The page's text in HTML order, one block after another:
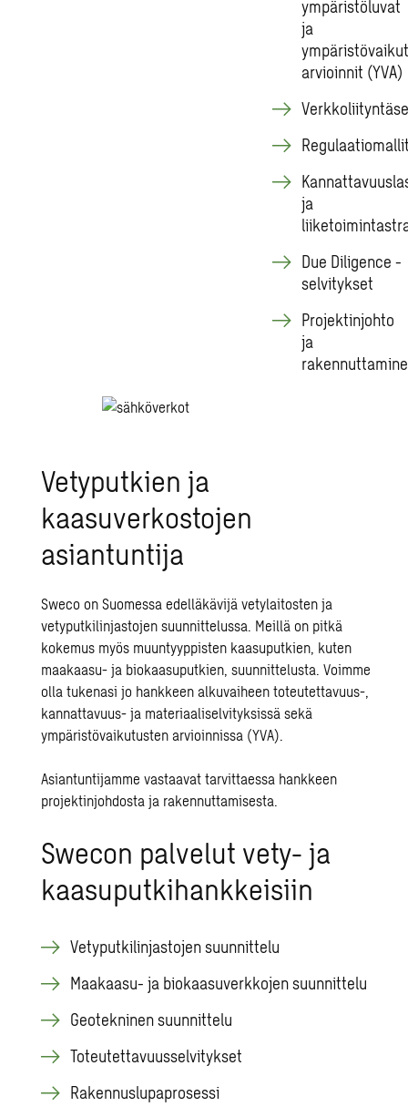
ympäristöluvat
ja
arvioinnit (YVA)
ja
Due Diligence -
selvitykset
Projektinjohto
ja
Vetyputkien ja
kaasuverkostojen
asiantuntija
Sweco on Suomessa edelläkävijävetylaitosten ja
vetyputkilinjastojen suunnittelussa. Meillä on pitkä
kokemus myös muuntyyppisten kaasuputkien, kuten
maakaasu- ja biokaasuputkien, suunnittelusta. Voimme
olla tukenasi jo hankkeen alkuvaiheen toteutettavuus-,
kannattavuus- ja materiaaliselvityksissä sekä
ympäristövaikutusten arvioinnissa (YVA).
Asiantuntijamme vastaavat tarvittaessa hankkeen
projektinjohdosta ja rakennuttamisesta.
Swecon palvelut vety- ja
kaasuputkihankkeisiin
Vetyputkilinjastojen suunnittelu
Maakaasu- ja biokaasuverkkojen suunnittelu
Geotekninen suunnittelu
Toteutettavuusselvitykset
Rakennuslupaprosessi